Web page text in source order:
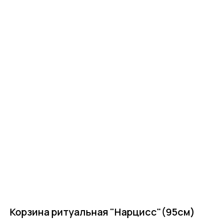
Корзина ритуальная "Нарцисс"(95см)